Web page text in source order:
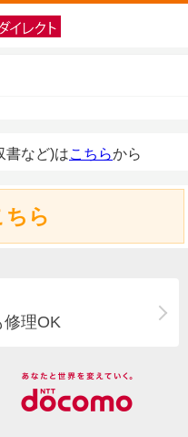
書など)はこちらから
ちら
理OK